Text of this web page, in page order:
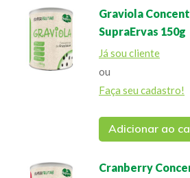
Graviola
SupraErvas 150g
Já sou cliente
ou
Faça seu cadastro!
Adicionar ao
Cranberry